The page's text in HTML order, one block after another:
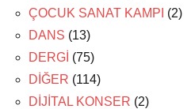
ÇOCUK SANAT KAMPI (2)
DANS (13)
DERGİ (75)
DİĞER (114)
DİJİTAL KONSER (2)